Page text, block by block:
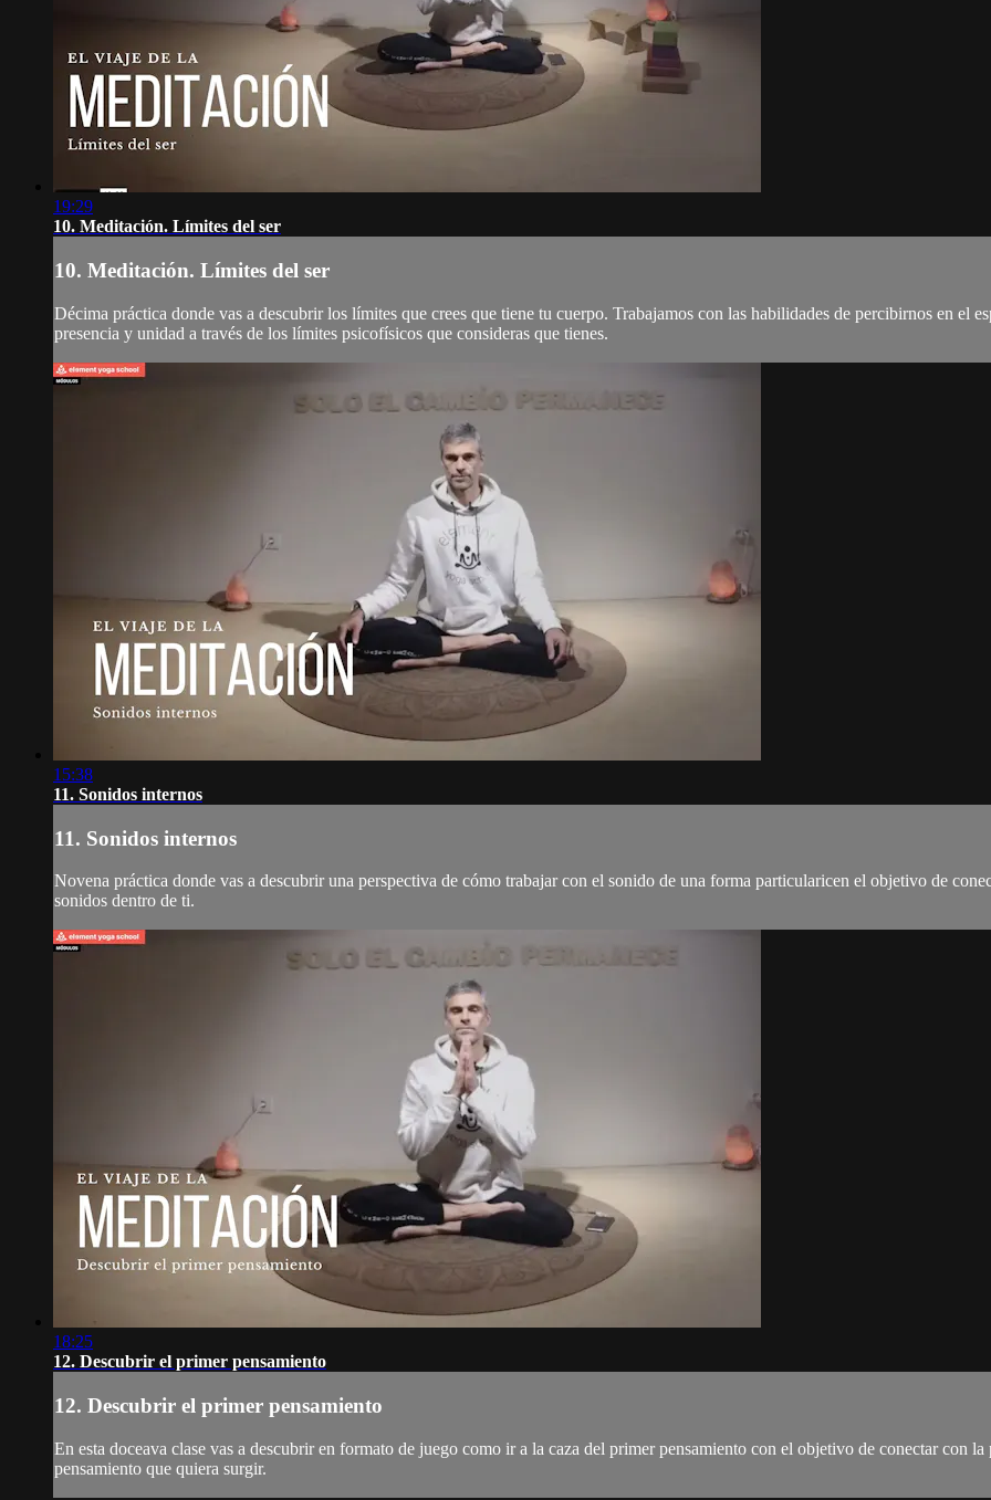
19:29
10. Meditación. Límites del ser
10. Meditación. Límites del ser
Décima práctica donde vas a descubrir los límites que crees que tiene tu cuerpo. Trabajamos con las habilidades de percibirnos en el
presencia y unidad a través de los límites psicofísicos que consideras que tienes.
15:38
11. Sonidos internos
11. Sonidos internos
Novena práctica donde vas a descubrir una perspectiva de cómo trabajar con el sonido de una forma particularicen el objetivo de
sonidos dentro de ti.
18:25
12. Descubrir el primer pensamiento
12. Descubrir el primer pensamiento
En esta doceava clase vas a descubrir en formato de juego como ir a la caza del primer pensamiento con el objetivo de conectar con
pensamiento que quiera surgir.